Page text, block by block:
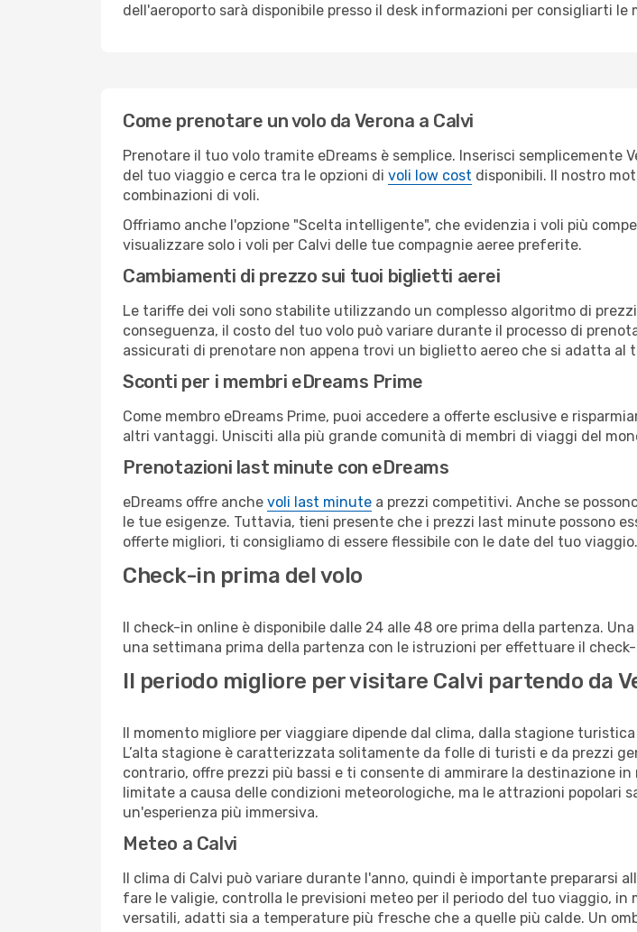
dell'aeroporto sarà disponibile presso il desk informazioni per consigliarti
Come prenotare un volo da Verona a Calvi
Prenotare il tuo volo tramite eDreams è semplice. Inserisci
del tuo viaggio e cerca tra le opzioni di voli low cost disponibili. Il nostro
combinazioni di voli.
Offriamo anche l'opzione "Scelta intelligente", che evidenzia i voli più
visualizzare solo i voli per Calvi delle tue compagnie aeree preferite.
Cambiamenti di prezzo sui tuoi biglietti aerei
Le tariffe dei voli sono stabilite utilizzando un complesso algoritmo di
conseguenza, il costo del tuo volo può variare durante il processo di
assicurati di prenotare non appena trovi un biglietto aereo che si adatta al
Sconti per i membri eDreams Prime
Come membro eDreams Prime, puoi accedere a offerte esclusive e
altri vantaggi. Unisciti alla più grande comunità di membri di viaggi del
Prenotazioni last minute con eDreams
eDreams offre anche voli last minute a prezzi competitivi. Anche se
le tue esigenze. Tuttavia, tieni presente che i prezzi last minute possono
offerte migliori, ti consigliamo di essere flessibile con le date del tuo viaggio.
Check-in prima del volo
Il check-in online è disponibile dalle 24 alle 48 ore prima della partenza.
una settimana prima della partenza con le istruzioni per effettuare il
Il periodo migliore per visitare Calvi partendo da
Il momento migliore per viaggiare dipende dal clima, dalla stagione
L’alta stagione è caratterizzata solitamente da folle di turisti e da prezzi
contrario, offre prezzi più bassi e ti consente di ammirare la destinazione
limitate a causa delle condizioni meteorologiche, ma le attrazioni popolari
un'esperienza più immersiva.
Meteo a Calvi
Il clima di Calvi può variare durante l'anno, quindi è importante prepararsi
fare le valigie, controlla le previsioni meteo per il periodo del tuo viaggio,
versatili, adatti sia a temperature più fresche che a quelle più calde. Un